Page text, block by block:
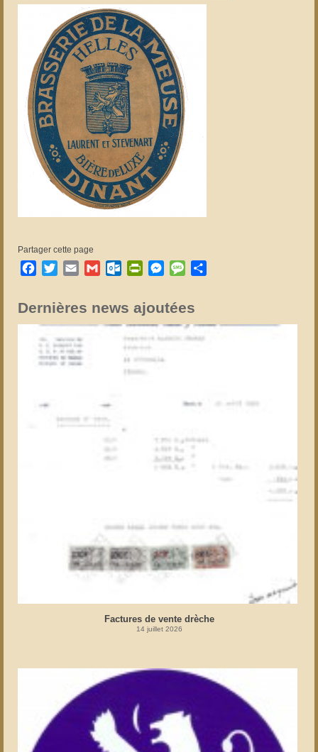
Partager cette page
Facebook
TwitterEmail GmailOutlook.com
PrintFriendly
Messenger
Message
Dernières news ajoutées
Factures de vente drèche
14 juillet 2026